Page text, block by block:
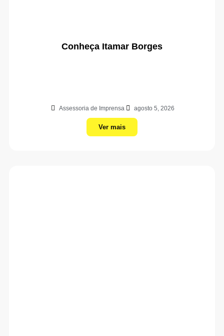
Conheça Itamar Borges
Assessoria de Imprensa agosto 5, 2026
Ver mais